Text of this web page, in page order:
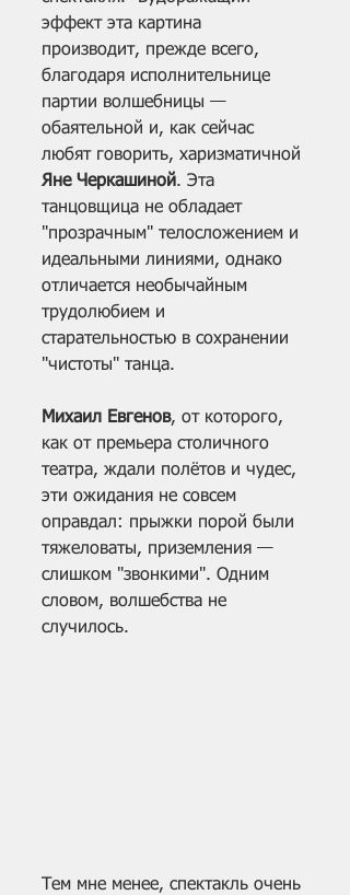
эффект эта картина
производит, прежде всего,
благодаря исполнительнице
партии волшебницы —
обаятельной и, как сейчас
любят говорить, харизматичной
Яне Черкашиной. Эта
танцовщица не обладает
"прозрачным" телосложением и
идеальными линиями, однако
отличается необычайным
трудолюбием и
старательностью в сохранении
"чистоты" танца.
Михаил Евгенов, от которого,
как от премьера столичного
театра, ждали полётов и чудес,
эти ожидания не совсем
оправдал: прыжки порой были
тяжеловаты, приземления —
слишком "звонкими". Одним
словом, волшебства не
случилось.
Тем мне менее, спектакль очень